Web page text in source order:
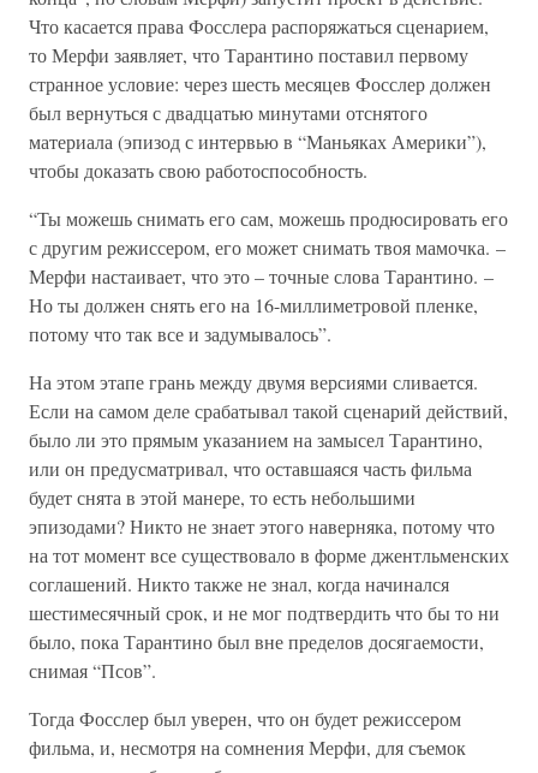
Что касается права Фосслера распоряжаться сценарием,
то Мерфи заявляет, что Тарантино поставил первому
странное условие: через шесть месяцев Фосслер должен
был вернуться с двадцатью минутами отснятого
материала (эпизод с интервью в “Маньяках Америки”),
чтобы доказать свою работоспособность.
“Ты можешь снимать его сам, можешь продюсировать его
с другим режиссером, его может снимать твоя мамочка. –
Мерфи настаивает, что это – точные слова Тарантино. –
Но ты должен снять его на 16-миллиметровой пленке,
потому что так все и задумывалось”.
На этом этапе грань между двумя версиями сливается.
Если на самом деле срабатывал такой сценарий действий,
было ли это прямым указанием на замысел Тарантино,
или он предусматривал, что оставшаяся часть фильма
будет снята в этой манере, то есть небольшими
эпизодами? Никто не знает этого наверняка, потому что
на тот момент все существовало в форме джентльменских
соглашений. Никто также не знал, когда начинался
шестимесячный срок, и не мог подтвердить что бы то ни
было, пока Тарантино был вне пределов досягаемости,
снимая “Псов”.
Тогда Фосслер был уверен, что он будет режиссером
фильма, и, несмотря на сомнения Мерфи, для съемок